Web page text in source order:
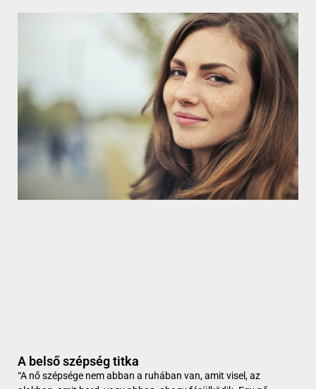
A belső szépség titka
“A nő szépsége nem abban a ruhában van, amit visel, az